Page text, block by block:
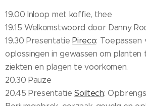
19.00 Inloop met koffie, thee
19.15 Welkomstwoord door Danny
19.30 PresentatiePireco: Toepassen
oplossingen in gewassen om
ziekten en plagen te voorkomen.
20.30 Pauze
20.45 PresentatieSoiltech: